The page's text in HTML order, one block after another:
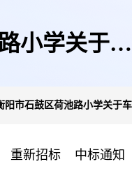
小学关于车
阳市石鼓区荷池路小学关于
重新招标 中标通知